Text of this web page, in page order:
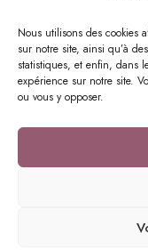
Nous utilisons des cookies
sur notre site, ainsi qu’à
statistiques, et enfin, dans
expérience sur notre site.
ou vous y opposer.
17 Rue
© Copyright 2023
Politique